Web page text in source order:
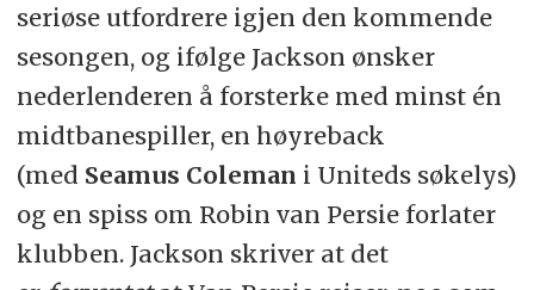
seriøse utfordrere igjen den kommende
sesongen, og ifølge Jackson ønsker
nederlenderen å forsterke med minst én
midtbanespiller, en høyreback
(med Seamus Coleman i Uniteds søkelys)
og en spiss om Robin van Persie forlater
klubben. Jackson skriver at det